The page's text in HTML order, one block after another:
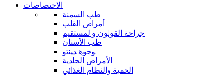
الاختصاصات
طب السمنة
أمراض القلب
جراحة القولون والمستقيم
طب الأسنان
ﻮﺟﻮﻫ ﺪﻴﻨﺗﻭ
الأمراض الجلدية
الحمية والنظام الغذائي